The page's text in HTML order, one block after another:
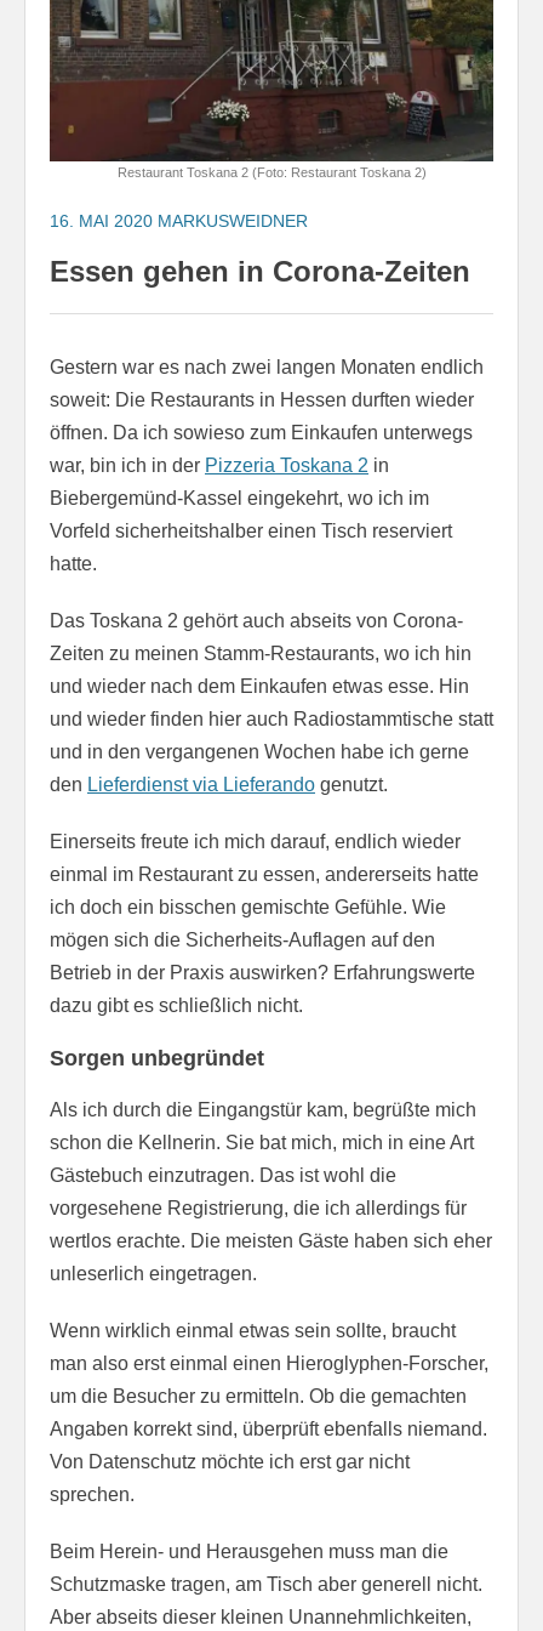
Restaurant Toskana 2 (Foto: Restaurant Toskana 2)
16. MAI 2020 MARKUSWEIDNER
Essen gehen in Corona-Zeiten
Gestern war es nach zwei langen Monaten endlich
soweit: Die Restaurants in Hessen durften wieder
öffnen. Da ich sowieso zum Einkaufen unterwegs
war, bin ich in der Pizzeria Toskana 2 in
Biebergemünd-Kassel eingekehrt, wo ich im
Vorfeld sicherheitshalber einen Tisch reserviert
hatte.
Das Toskana 2 gehört auch abseits von Corona-
Zeiten zu meinen Stamm-Restaurants, wo ich hin
und wieder nach dem Einkaufen etwas esse. Hin
und wieder finden hier auch Radiostammtische statt
und in den vergangenen Wochen habe ich gerne
den Lieferdienst via Lieferando genutzt.
Einerseits freute ich mich darauf, endlich wieder
einmal im Restaurant zu essen, andererseits hatte
ich doch ein bisschen gemischte Gefühle. Wie
mögen sich die Sicherheits-Auflagen auf den
Betrieb in der Praxis auswirken? Erfahrungswerte
dazu gibt es schließlich nicht.
Sorgen unbegründet
Als ich durch die Eingangstür kam, begrüßte mich
schon die Kellnerin. Sie bat mich, mich in eine Art
Gästebuch einzutragen. Das ist wohl die
vorgesehene Registrierung, die ich allerdings für
wertlos erachte. Die meisten Gäste haben sich eher
unleserlich eingetragen.
Wenn wirklich einmal etwas sein sollte, braucht
man also erst einmal einen Hieroglyphen-Forscher,
um die Besucher zu ermitteln. Ob die gemachten
Angaben korrekt sind, überprüft ebenfalls niemand.
Von Datenschutz möchte ich erst gar nicht
sprechen.
Beim Herein- und Herausgehen muss man die
Schutzmaske tragen, am Tisch aber generell nicht.
Aber abseits dieser kleinen Unannehmlichkeiten,